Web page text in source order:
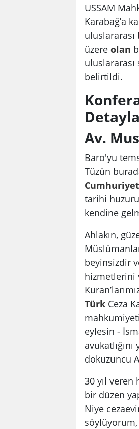
USSAM
Karabağ’a
uluslararası
üzere olan
uluslararası
belirtildi.
Av.
Baro'yu
Tüzün
tarihi
kendine
Ahlakın,
beyinsizdir
hizmetlerini
Türk Ceza
eylesin -
dokuzuncu
30 yıl
bir düzen
Niye